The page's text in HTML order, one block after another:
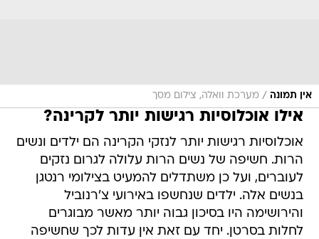
אין תמונה / מערכת וואלה, צילום מסך
אילו אוכלוסיות רגישות יותר לקרינה?
אוכלוסיות רגישות יותר לנזקי הקרינה הם ילדים ונשים
הרות. חשיפה של נשים הרות עלולה לגרום נזקים
לעוברים, ועל כן משתדלים להמעיט בצילומי רנטגן
בנשים אלה. ילדים שנחשפו באירועי צ'רנוביל
והירושימה היו בסיכון גבוה יותר מאשר מבוגרים
לחלות בסרטן. יחד עם זאת אין עדות לכך שחשיפה